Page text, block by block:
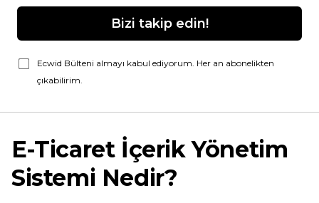
Bizi takip edin!
Ecwid Bülteni almayı kabul ediyorum. Her an abonelikten
çıkabilirim.
E-Ticaret İçerik Yönetim
Sistemi Nedir?